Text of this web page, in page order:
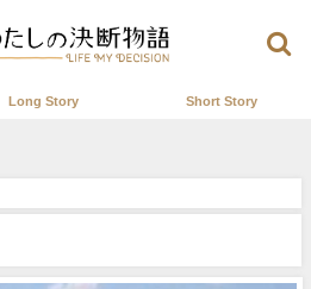
Long Story Short Story